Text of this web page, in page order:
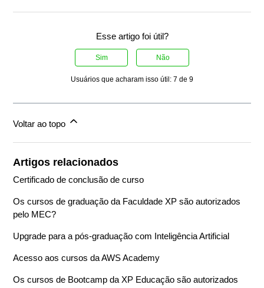
Esse artigo foi útil?
Sim Não
Usuários que acharam isso útil: 7 de 9
Voltar ao topo
Artigos relacionados
Certificado de conclusão de curso
Os cursos de graduação da Faculdade XP são autorizados
pelo MEC?
Upgrade para a pós-graduação com Inteligência Artificial
Acesso aos cursos da AWS Academy
Os cursos de Bootcamp da XP Educação são autorizados